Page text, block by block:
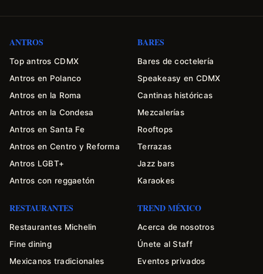
ANTROS
Top antros CDMX
Antros en Polanco
Antros en la Roma
Antros en la Condesa
Antros en Santa Fe
Antros en Centro y Reforma
Antros LGBT+
Antros con reggaetón
BARES
Bares de coctelería
Speakeasy en CDMX
Cantinas históricas
Mezcalerías
Rooftops
Terrazas
Jazz bars
Karaokes
RESTAURANTES
Restaurantes Michelin
Fine dining
Mexicanos tradicionales
TREND MÉXICO
Acerca de nosotros
Únete al Staff
Eventos privados